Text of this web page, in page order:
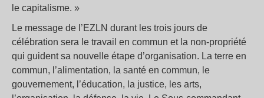
le capitalisme. »
Le message de l’EZLN durant les trois jours de
célébration sera le travail en commun et la non-propriété
qui guident sa nouvelle étape d’organisation. La terre en
commun, l’alimentation, la santé en commun, le
gouvernement, l’éducation, la justice, les arts,